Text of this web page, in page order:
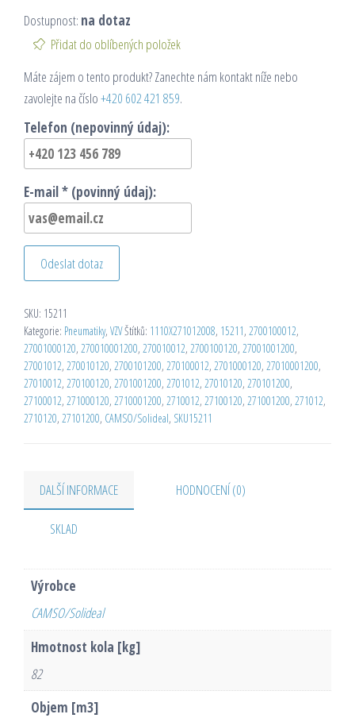
Dostupnost: na dotaz
Přidat do oblíbených položek
Máte zájem o tento produkt? Zanechte nám kontakt níže nebo
zavolejte na číslo+420 602 421 859.
Telefon (nepovinný údaj):
E-mail * (povinný údaj):
Odeslat dotaz
SKU: 15211
Kategorie: Pneumatiky, VZVŠtítků: 1110X271012008, 15211, 2700100012,
27001000120, 270010001200, 270010012, 2700100120, 27001001200,
27001012, 270010120, 2700101200, 270100012, 2701000120, 27010001200,
27010012, 270100120, 2701001200, 2701012, 27010120, 270101200,
27100012, 271000120, 2710001200, 2710012, 27100120, 271001200, 271012,
2710120, 27101200, CAMSO/Solideal, SKU15211
DALŠÍ INFORMACE HODNOCENÍ (0)
SKLAD
Výrobce
CAMSO/Solideal
Hmotnost kola [kg]
82
Objem [m3]